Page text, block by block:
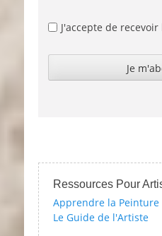
J'accepte de
Ressources Pour
Apprendre la Peinture
Le Guide de l'Artiste